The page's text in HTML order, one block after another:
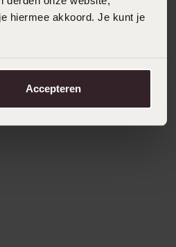
hiermee akkoord. Je kunt je
Accepteren